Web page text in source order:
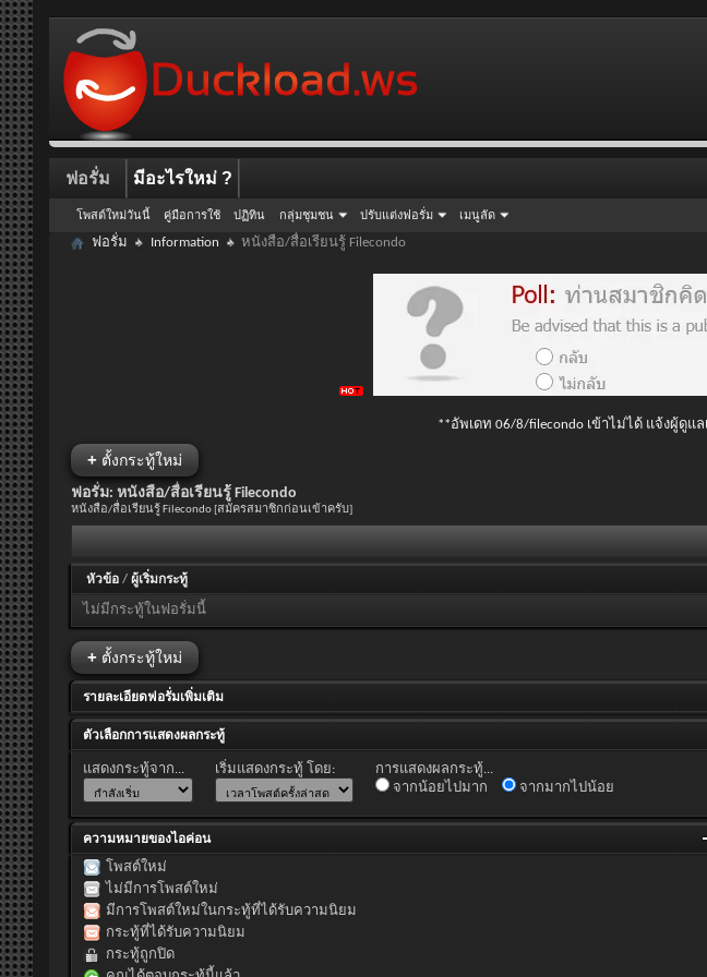
ฟอรั่ม
โพสต์ใหม่วันนี้ คู่มือการใช้ ปฏิทิน กลุ่มชุมชน ปรับแต่งฟอรั่ม เมนูลัด
มีอะไรใหม่ ?
ฟอรั่ม Information หนังสือ/สื่อเรียนรู้ Filecondo
**อัพเดท 06/8/filecondo เข้าไม่ได้ แจ้งผู้ดู
+ ตั้งกระทู้ใหม่
ฟอรั่ม: หนังสือ/สื่อเรียนรู้ Filecondo
หนังสือ/สื่อเรียนรู้ Filecondo [สมัครสมาชิกก่อนเข้าครับ]
หัวข้อ / ผู้เริ่มกระทู้
ไม่มีกระทู้ในฟอรั่มนี้
+ ตั้งกระทู้ใหม่
รายละเอียดฟอรั่มเพิ่มเติม
ตัวเลือกการแสดงผลกระทู้
แสดงกระทู้จาก... เริ่มแสดงกระทู้ โดย:
การแสดงผลกระทู้...
จากน้อยไปมาก
จากมากไปน้อย
ความหมายของไอค่อน
โพสต์ใหม่
ไม่มีการโพสต์ใหม่
มีการโพสต์ใหม่ในกระทู้ที่ได้รับความนิยม
กระทู้ที่ได้รับความนิยม
กระทู้ถูกปิด